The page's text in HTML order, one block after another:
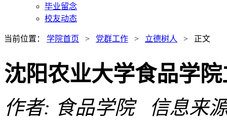
毕业留念
校友动态
当前位置： 学院首页 > 党群工作 > 立德树人 > 正文
沈阳农业大学食品学
作者: 食品学院 信息来